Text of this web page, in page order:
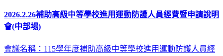
2026.2.26補助高級中等學校進用運動防護人員經費暨申請說明
會(中部場)
會議名稱：115學年度補助高級中等學校進用運動防護人員經